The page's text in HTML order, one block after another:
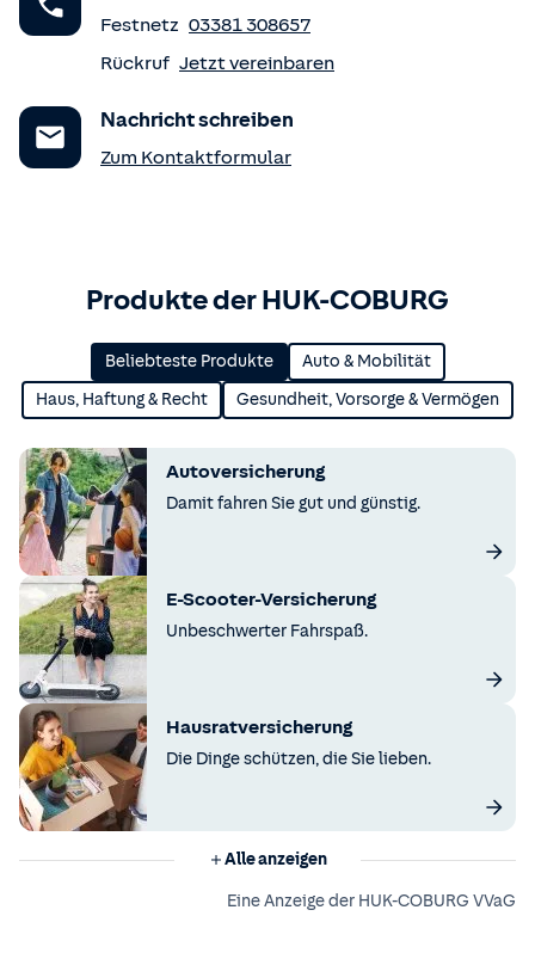
Festnetz 03381 308657
Rückruf Jetzt vereinbaren
Nachricht schreiben
Zum Kontaktformular
Produkte der HUK-COBURG
Beliebteste Produkte Auto & Mobilität
Haus, Haftung & Recht Gesundheit, Vorsorge & Vermögen
Autoversicherung
Damit fahren Sie gut und günstig.
E-Scooter-Versicherung
Unbeschwerter Fahrspaß.
Hausratversicherung
Die Dinge schützen, die Sie lieben.
Alle anzeigen
Eine Anzeige der HUK-COBURG VVaG